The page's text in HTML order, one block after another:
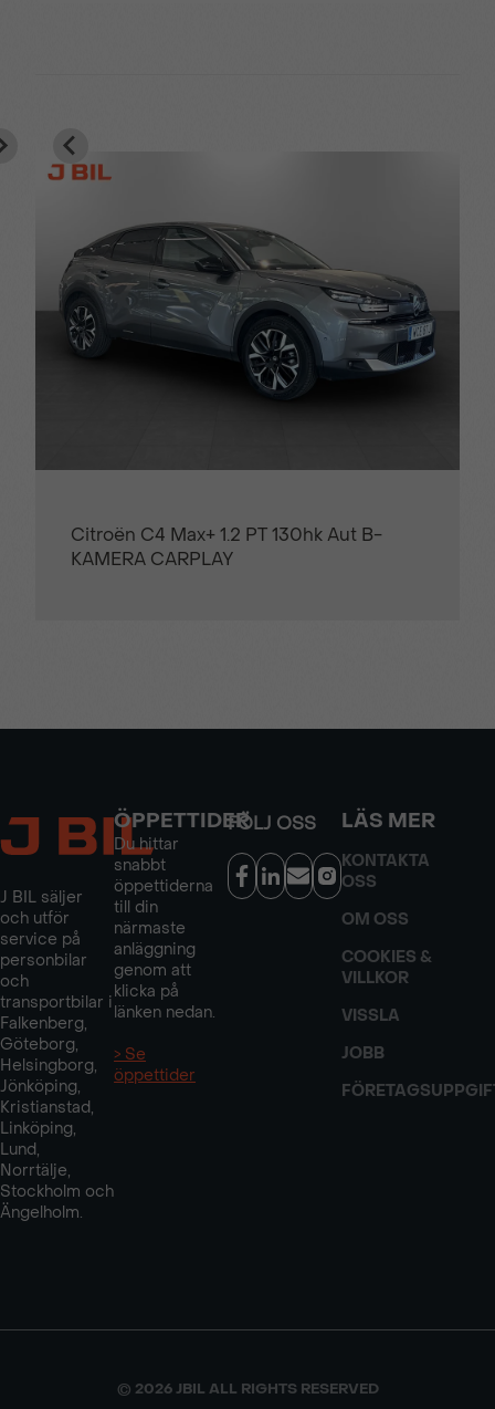
Citroën C4 Max+ 1.2 PT 130hk Aut B-
KAMERA CARPLAY
J BIL säljer
och utför
service på
personbilar
och
transportbilar i
Falkenberg,
Göteborg,
Helsingborg,
Jönköping,
Kristianstad,
Linköping,
Lund,
Norrtälje,
Stockholm och
Ängelholm.
ÖPPETTIDER
Du hittar
snabbt
öppettiderna
till din
närmaste
anläggning
genom att
klicka på
länken nedan.
> Se
öppettider
FÖLJ OSS LÄS MER
KONTAKTA
OSS
OM OSS
COOKIES &
VILLKOR
VISSLA
JOBB
© 2026 JBIL ALL RIGHTS RESERVED